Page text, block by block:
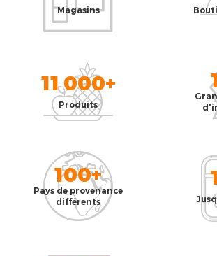
Magasins
11 000+
Produits
100+
Pays de provenance
différents